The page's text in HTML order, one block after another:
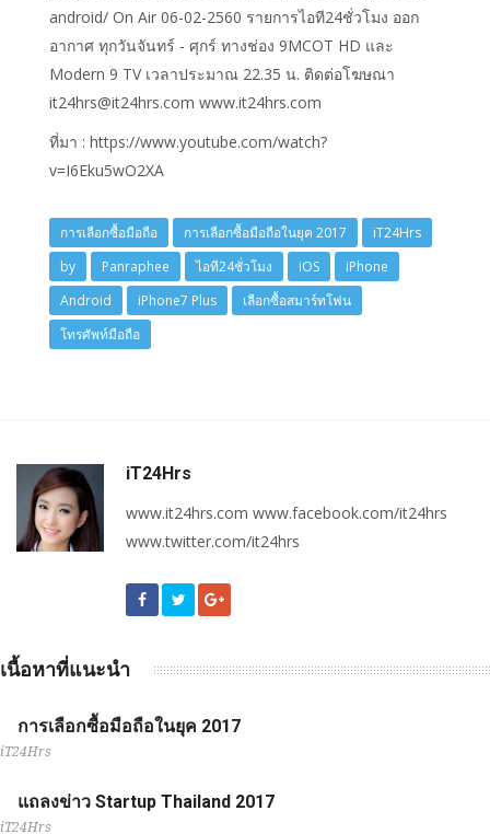
android/ On Air 06-02-2560 รายการไอที24ชั่วโมง ออก
อากาศ ทุกวันจันทร์ - ศุกร์ ทางช่อง 9MCOT HD และ
Modern 9 TV เวลาประมาณ 22.35 น. ติดต่อโฆษณา
it24hrs@it24hrs.com www.it24hrs.com
ที่มา : https://www.youtube.com/watch?
v=I6Eku5wO2XA
การเลือกซื้อมือถือ การเลือกซื้อมือถือในยุค 2017
iT24Hrs
by
Panraphee ไอที24ชั่วโมง iOS
iPhone
Android
iPhone7 Plus
เลือกซื้อสมาร์ทโฟน
โทรศัพท์มือถือ
iT24Hrs
www.it24hrs.com www.facebook.com/it24hrs
www.twitter.com/it24hrs
เนื้อหาที่แนะนำ
การเลือกซื้อมือถือในยุค 2017
iT24Hrs
แถลงข่าว Startup Thailand 2017
iT24Hrs